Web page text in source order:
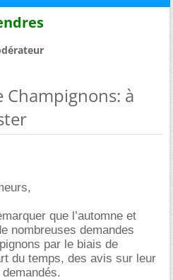
à
que l’automne et
nombreuses demandes
par le biais de
du temps, des avis sur leur